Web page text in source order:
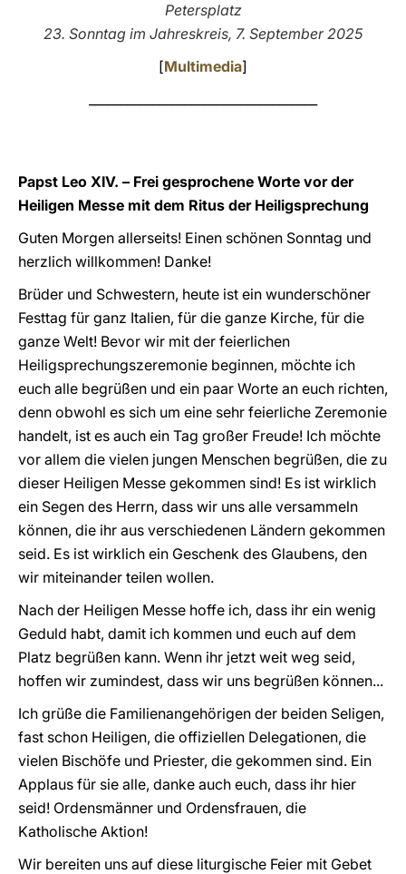
Petersplatz
23. Sonntag im Jahreskreis, 7. September 2025
[Multimedia]
Papst Leo XIV. – Frei gesprochene Worte vor der
Heiligen Messe mit dem Ritus der Heiligsprechung
Guten Morgen allerseits! Einen schönen Sonntag und
herzlich willkommen! Danke!
Brüder und Schwestern, heute ist ein wunderschöner
Festtag für ganz Italien, für die ganze Kirche, für die
ganze Welt! Bevor wir mit der feierlichen
Heiligsprechungszeremonie beginnen, möchte ich
euch alle begrüßen und ein paar Worte an euch richten,
denn obwohl es sich um eine sehr feierliche Zeremonie
handelt, ist es auch ein Tag großer Freude! Ich möchte
vor allem die vielen jungen Menschen begrüßen, die zu
dieser Heiligen Messe gekommen sind! Es ist wirklich
ein Segen des Herrn, dass wir uns alle versammeln
können, die ihr aus verschiedenen Ländern gekommen
seid. Es ist wirklich ein Geschenk des Glaubens, den
wir miteinander teilen wollen.
Nach der Heiligen Messe hoffe ich, dass ihr ein wenig
Geduld habt, damit ich kommen und euch auf dem
Platz begrüßen kann. Wenn ihr jetzt weit weg seid,
hoffen wir zumindest, dass wir uns begrüßen können...
Ich grüße die Familienangehörigen der beiden Seligen,
fast schon Heiligen, die offiziellen Delegationen, die
vielen Bischöfe und Priester, die gekommen sind. Ein
Applaus für sie alle, danke auch euch, dass ihr hier
seid! Ordensmänner und Ordensfrauen, die
Katholische Aktion!
Wir bereiten uns auf diese liturgische Feier mit Gebet